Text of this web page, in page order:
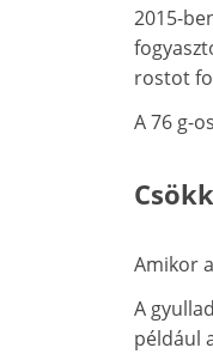
2015-
rostot
A 76 g-
Amikor
A
például